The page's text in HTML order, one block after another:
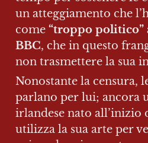
un atteggiamento che
come “troppo politico”
BBC, che in questo
non trasmettere la sua
Nonostante la censura,
parlano per lui; ancora
irlandese nato all’inizio
utilizza la sua arte per